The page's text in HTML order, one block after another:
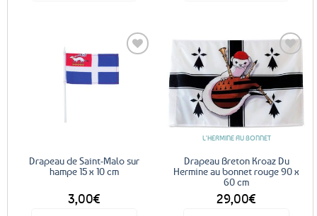
Drapeau de Saint-Malo sur
hampe 15 x 10 cm
3,00€
Ajouter
aux
favoris
L'HERMINE AU BONNET
Drapeau Breton Kroaz Du
Hermine au bonnet rouge 90 x
60 cm
29,00€